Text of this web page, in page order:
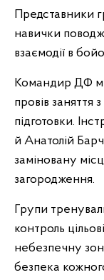
Представники
навички
взаємодії в
Командир ДФ
провів заняття
підготовки.
й Анатолій
заміновану
загородження.
Групи
контроль
небезпечну
безпека